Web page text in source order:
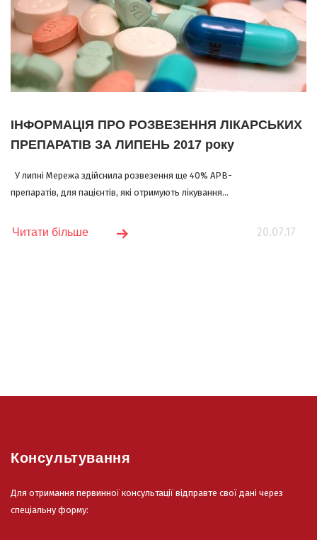
ІНФОРМАЦІЯ ПРО РОЗВЕЗЕННЯ ЛІКАРСЬКИХ
ПРЕПАРАТІВ ЗА ЛИПЕНЬ 2017 року
У липні Мережа здійснила розвезення ще 40% АРВ-
препаратів, для пацієнтів, які отримують лікування...
20.07.17
Читати більше
Консультування
Для отримання первинної консультації відправте свої дані через
спеціальну форму: